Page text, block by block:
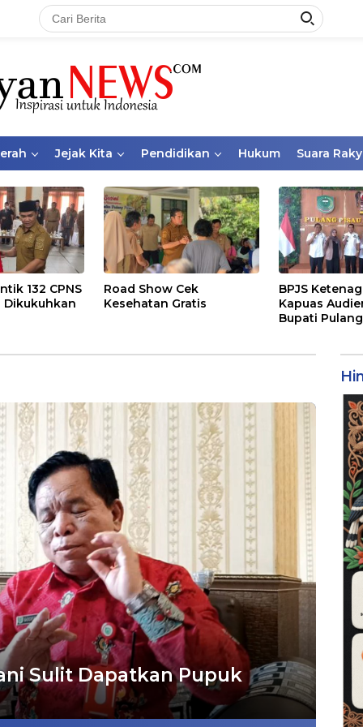
Jejak Kita Pendidikan Hukum Suara
132 CPNS
Dikukuhkan
Road Show Cek
Kesehatan Gratis
BPJS
Kapuas
Bupati
Sulit Dapatkan Pupuk